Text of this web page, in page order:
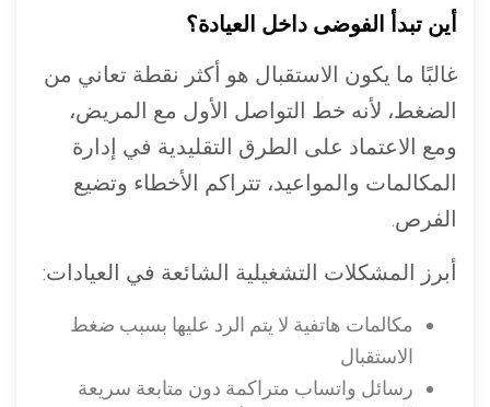
أين تبدأ الفوضى داخل العيادة؟
غالبًا ما يكون الاستقبال هو أكثر نقطة تعاني من
الضغط، لأنه خط التواصل الأول مع المريض،
ومع الاعتماد على الطرق التقليدية في إدارة
المكالمات والمواعيد، تتراكم الأخطاء وتضيع
الفرص.
أبرز المشكلات التشغيلية الشائعة في العيادات:
مكالمات هاتفية لا يتم الرد عليها بسبب ضغط
الاستقبال
رسائل واتساب متراكمة دون متابعة سريعة